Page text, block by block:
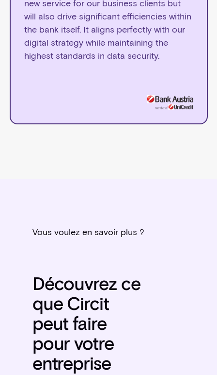
new service for our business clients but
will also drive significant efficiencies within
the bank itself. It aligns perfectly with our
digital strategy while maintaining the
highest standards in data security.
Vous voulez en savoir plus ?
Découvrez ce
que Circit
peut faire
pour votre
entreprise